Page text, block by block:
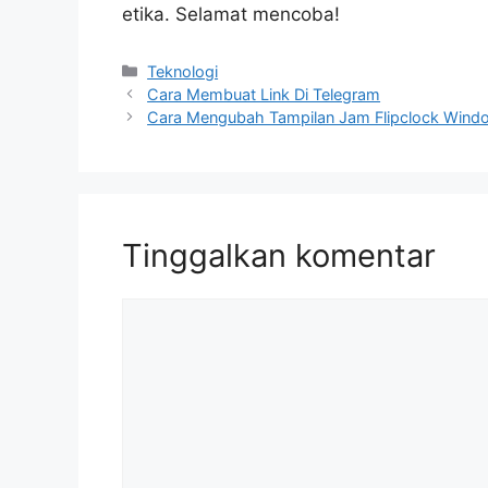
etika. Selamat mencoba!
Kategori
Teknologi
Cara Membuat Link Di Telegram
Cara Mengubah Tampilan Jam Flipclock
Tinggalkan komentar